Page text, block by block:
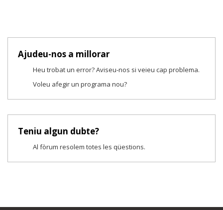
Ajudeu-nos a millorar
Heu trobat un error? Aviseu-nos si veieu cap problema.
Voleu afegir un programa nou?
Teniu algun dubte?
Al fòrum resolem totes les qüestions.